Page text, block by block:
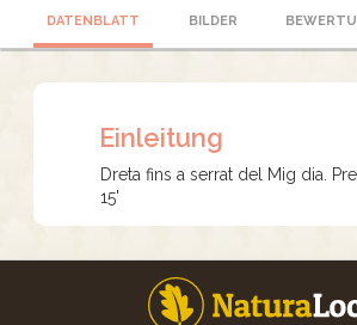
DATENBLATT BILDER
Einleitung
Dreta fins a serrat del Mig dia.
15'